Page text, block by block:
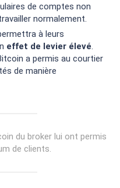
de comptes non
normalement.
à leurs
effet de levier élevé
a permis au courtier
de manière
du broker lui ont permis
de clients.